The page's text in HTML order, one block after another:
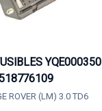
YQE000350
ROVER (LM) 3.0 TD6